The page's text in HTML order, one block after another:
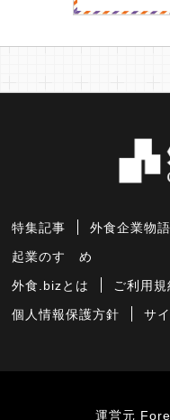
特集記事 外食企業物語
起業のすゝめ
外食.bizとは ご利用規
個人情報保護方針 サ
運営元